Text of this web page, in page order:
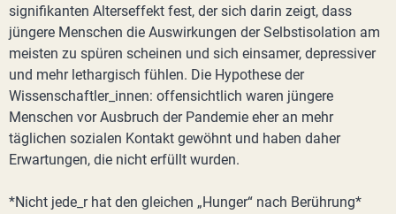
signifikanten Alterseffekt fest, der sich darin zeigt, dass
jüngere Menschen die Auswirkungen der Selbstisolation am
meisten zu spüren scheinen und sich einsamer, depressiver
und mehr lethargisch fühlen. Die Hypothese der
Wissenschaftler_innen: offensichtlich waren jüngere
Menschen vor Ausbruch der Pandemie eher an mehr
täglichen sozialen Kontakt gewöhnt und haben daher
Erwartungen, die nicht erfüllt wurden.
*Nicht jede_r hat den gleichen „Hunger“ nach Berührung*